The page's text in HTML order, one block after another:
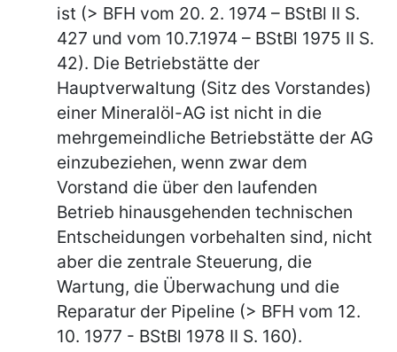
ist (> BFH vom 20. 2. 1974 – BStBl II S.
427 und vom 10.7.1974 – BStBl 1975 II S.
42). Die Betriebstätte der
Hauptverwaltung (Sitz des Vorstandes)
einer Mineralöl-AG ist nicht in die
mehrgemeindliche Betriebstätte der AG
einzubeziehen, wenn zwar dem
Vorstand die über den laufenden
Betrieb hinausgehenden technischen
Entscheidungen vorbehalten sind, nicht
aber die zentrale Steuerung, die
Wartung, die Überwachung und die
Reparatur der Pipeline (> BFH vom 12.
10. 1977 - BStBl 1978 II S. 160).